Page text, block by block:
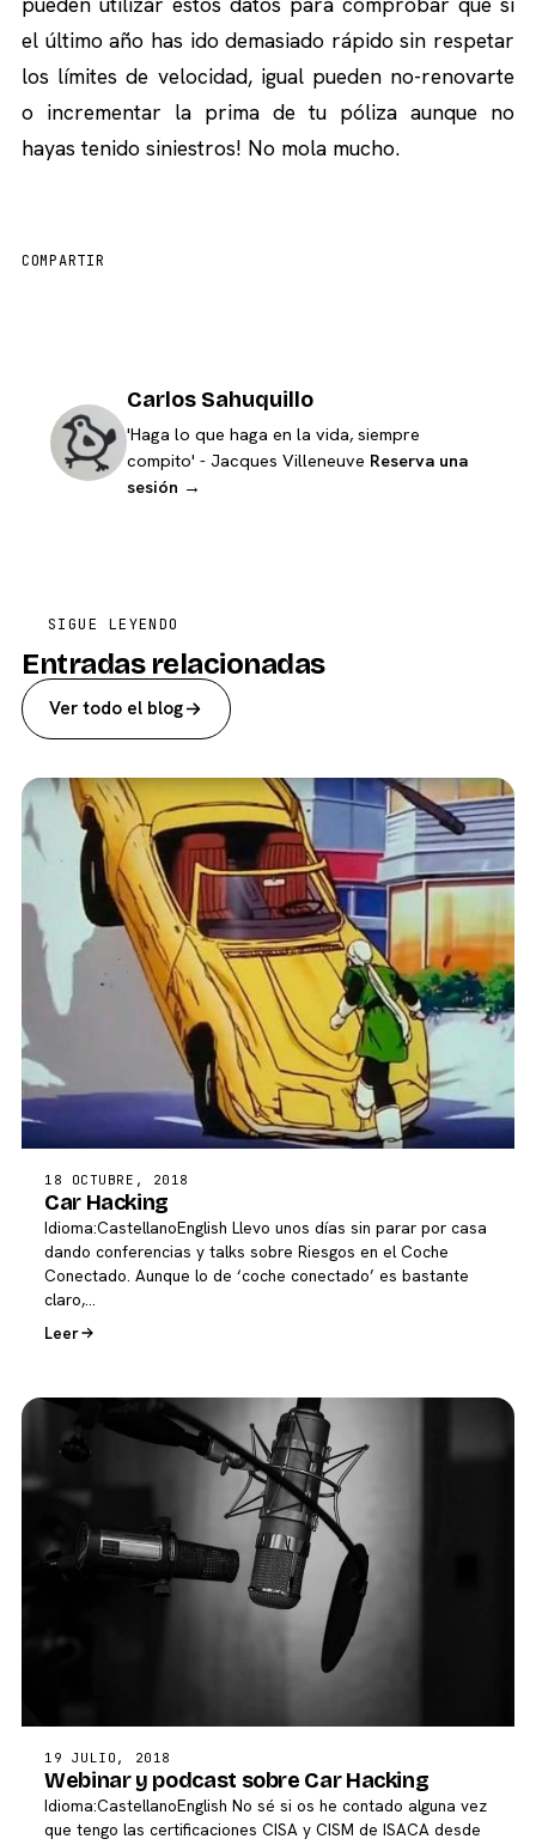
el último año has ido demasiado rápido sin respetar
los límites de velocidad, igual pueden no-renovarte
o incrementar la prima de tu póliza aunque no
hayas tenido siniestros! No mola mucho.
COMPARTIR
Carlos Sahuquillo
'Haga lo que haga en la vida, siempre
compito' - Jacques Villeneuve Reserva una
sesión →
SIGUE LEYENDO
Entradas relacionadas
Ver todo el blog
18 OCTUBRE, 2018
Car Hacking
Idioma:CastellanoEnglish Llevo unos días sin parar por casa
dando conferencias y talks sobre Riesgos en el Coche
Conectado. Aunque lo de ‘coche conectado’ es bastante
claro,…
Leer
19 JULIO, 2018
Webinar y podcast sobre Car Hacking
Idioma:CastellanoEnglish No sé si os he contado alguna vez
que tengo las certificaciones CISA y CISM de ISACA desde